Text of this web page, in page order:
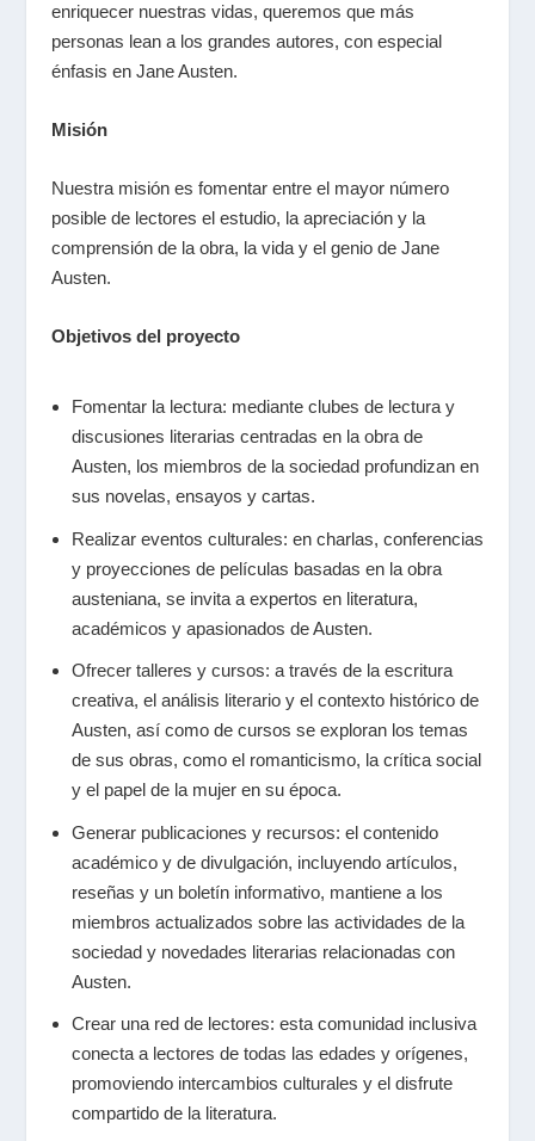
enriquecer nuestras vidas, queremos que más
personas lean a los grandes autores, con especial
énfasis en Jane Austen.
Misión
Nuestra misión es fomentar entre el mayor número
posible de lectores el estudio, la apreciación y la
comprensión de la obra, la vida y el genio de Jane
Austen.
Objetivos del proyecto
Fomentar la lectura: mediante clubes de lectura y
discusiones literarias centradas en la obra de
Austen, los miembros de la sociedad profundizan en
sus novelas, ensayos y cartas.
Realizar eventos culturales: en charlas, conferencias
y proyecciones de películas basadas en la obra
austeniana, se invita a expertos en literatura,
académicos y apasionados de Austen.
Ofrecer talleres y cursos: a través de la escritura
creativa, el análisis literario y el contexto histórico de
Austen, así como de cursos se exploran los temas
de sus obras, como el romanticismo, la crítica social
y el papel de la mujer en su época.
Generar publicaciones y recursos: el contenido
académico y de divulgación, incluyendo artículos,
reseñas y un boletín informativo, mantiene a los
miembros actualizados sobre las actividades de la
sociedad y novedades literarias relacionadas con
Austen.
Crear una red de lectores: esta comunidad inclusiva
conecta a lectores de todas las edades y orígenes,
promoviendo intercambios culturales y el disfrute
compartido de la literatura.